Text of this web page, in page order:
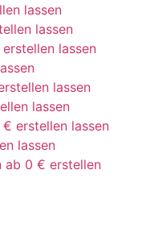
lassen
lassen
lassen
lassen
lassen
erstellen lassen
lassen
ab 0 € erstellen